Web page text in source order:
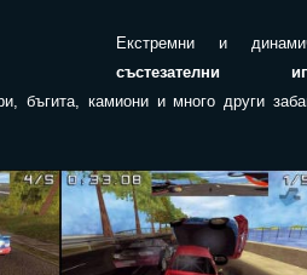
Екстремни и
състезателни
бъгита, камиони и много други